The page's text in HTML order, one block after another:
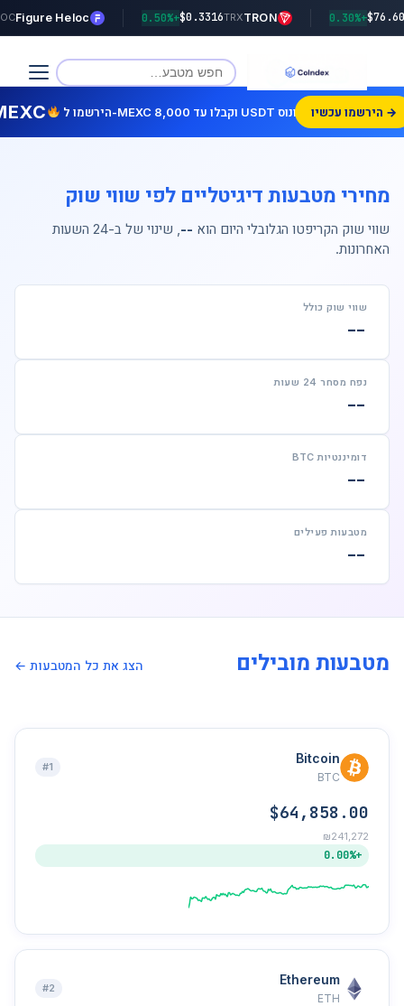
+0.30%
TRON
TRX
$0.3316
+0.50%
Figure Heloc
הירשמו עכשיו →
מחירי מטבעות דיגיטליים לפי שווי שוק
שווי שוק הקריפטו הגלובלי היום הוא --, שינוי של
ב-24 השעות
האחרונות.
שווי שוק כולל
--
נפח מסחר 24 שעות
--
דומיננטיות BTC
--
מטבעות פעילים
--
מטבעות מובילים הצג את כל המטבעות ←
Bitcoin
BTC
#1
$64,858.00
₪241,272
+0.00%
Ethereum
ETH
#2